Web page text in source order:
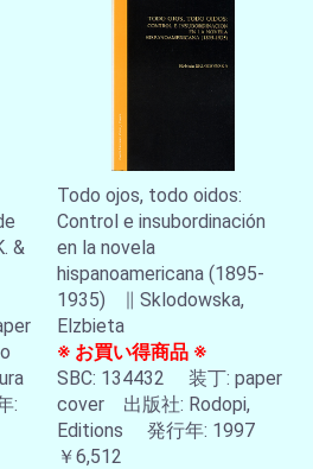
&
:
Todo ojos, todo oidos:
Control e insubordinación
en la novela
hispanoamericana (1895-
1935) ∥ Sklodowska,
Elzbieta
※ お買い得商品 ※
SBC: 134432 装丁: paper
cover 出版社: Rodopi,
Editions 発行年: 1997
￥6,512